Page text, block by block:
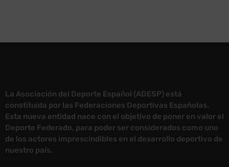
La Asociación del Deporte Español (ADESP) está
constituida por las Federaciones Deportivas Españolas.
Esta nueva entidad nace con el objetivo de poner en valor el
Deporte Federado, para poder ser considerados como uno
de los actores imprescindibles en el desarrollo deportivo de
nuestro país.